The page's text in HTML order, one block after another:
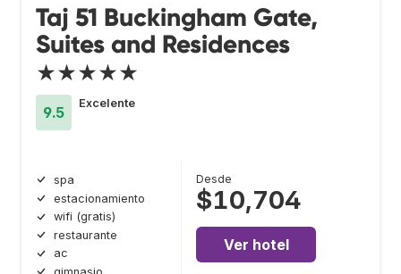
Taj 51 Buckingham Gate,
Suites and Residences
★★★★★
9.5
Excelente
spa
estacionamiento
wifi (gratis)
restaurante
ac
Desde
$10,704
Ver hotel